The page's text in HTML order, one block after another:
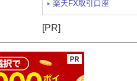
楽天FX取引口座
[PR]